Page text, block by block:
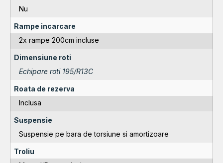
Nu
Rampe incarcare
2x rampe 200cm incluse
Dimensiune roti
Echipare roti 195/R13C
Roata de rezerva
Inclusa
Suspensie
Suspensie pe bara de torsiune si amortizoare
Troliu